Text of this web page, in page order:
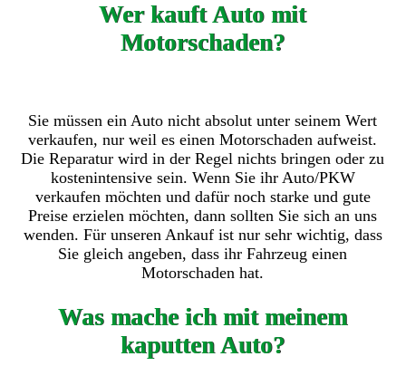
Wer kauft Auto mit
Motorschaden?
Sie müssen ein Auto nicht absolut unter seinem Wert
verkaufen, nur weil es einen Motorschaden aufweist.
Die Reparatur wird in der Regel nichts bringen oder zu
kostenintensive sein. Wenn Sie ihr Auto/PKW
verkaufen möchten und dafür noch starke und gute
Preise erzielen möchten, dann sollten Sie sich an uns
wenden. Für unseren Ankauf ist nur sehr wichtig, dass
Sie gleich angeben, dass ihr Fahrzeug einen
Motorschaden hat.
Was mache ich mit meinem
kaputten Auto?